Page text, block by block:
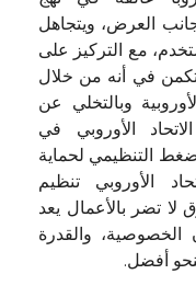
العرض، ويتجاهل
مع التركيز على
في أنه من خلال
وبالتخلي عن
الأوروبي في
التنظيمي لحماية
الأوروبي تنظيم
لا تضر بالأعمال يعد
الخصوصية، والقدرة
أفضل.